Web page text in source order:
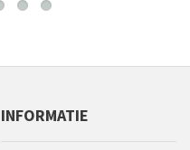
INFORMATIE